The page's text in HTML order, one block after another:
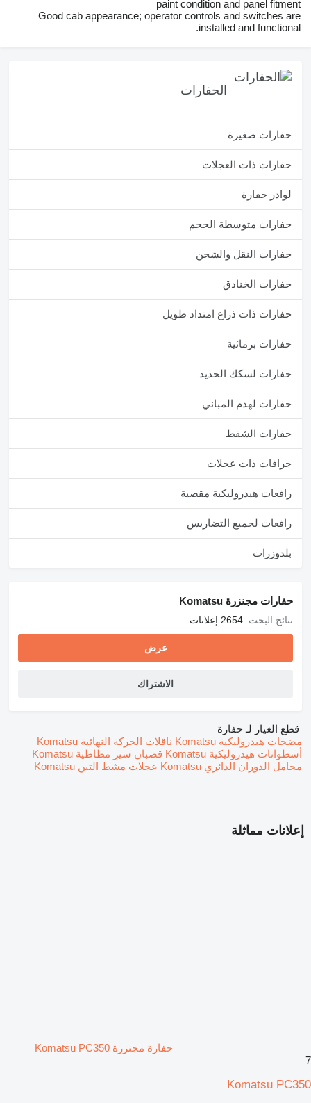
paint condition and panel fitment
Good cab appearance; operator controls and switches are
installed and functional.
الحفارات
حفارات صغيرة
حفارات ذات العجلات
لوادر حفارة
حفارات متوسطة الحجم
حفارات النقل والشحن
حفارات الخنادق
حفارات ذات ذراع امتداد طويل
حفارات برمائية
حفارات لسكك الحديد
حفارات لهدم المباني
حفارات الشفط
جرافات ذات عجلات
رافعات هيدروليكية مقصية
رافعات لجميع التضاريس
بلدوزرات
حفارات مجنزرة Komatsu
نتائج البحث: 2654 إعلانات
عرض
الاشتراك
قطع الغيار لـ حفارة
مضخات هيدروليكية Komatsu
ناقلات الحركة النهائية Komatsu
أسطوانات هيدروليكية Komatsu
قضبان سير مطاطية Komatsu
محامل الدوران الدائري Komatsu
عجلات مشط التبن Komatsu
إعلانات مماثلة
حفارة مجنزرة Komatsu PC350
7
Komatsu PC350